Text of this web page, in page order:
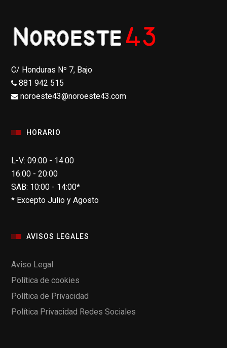
C/ Honduras Nº 7, Bajo
881 942 515
noroeste43@noroeste43.com
HORARIO
L-V: 09:00 - 14:00
16:00 - 20:00
SAB: 10:00 - 14:00*
* Excepto Julio y Agosto
AVISOS LEGALES
Aviso Legal
Política de cookies
Política de Privacidad
Política Privacidad Redes Sociales